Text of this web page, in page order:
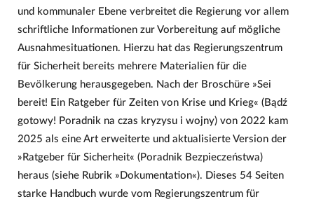
und kommunaler Ebene verbreitet die Regierung vor allem
schriftliche Informationen zur Vorbereitung auf mögliche
Ausnahmesituationen. Hierzu hat das Regierungszentrum
für Sicherheit bereits mehrere Materialien für die
Bevölkerung herausgegeben. Nach der Broschüre »Sei
bereit! Ein Ratgeber für Zeiten von Krise und Krieg« (Bądź
gotowy! Poradnik na czas kryzysu i wojny) von 2022 kam
2025 als eine Art erweiterte und aktualisierte Version der
»Ratgeber für Sicherheit« (Poradnik Bezpieczeństwa)
heraus (siehe Rubrik »Dokumentation«). Dieses 54 Seiten
starke Handbuch wurde vom Regierungszentrum für